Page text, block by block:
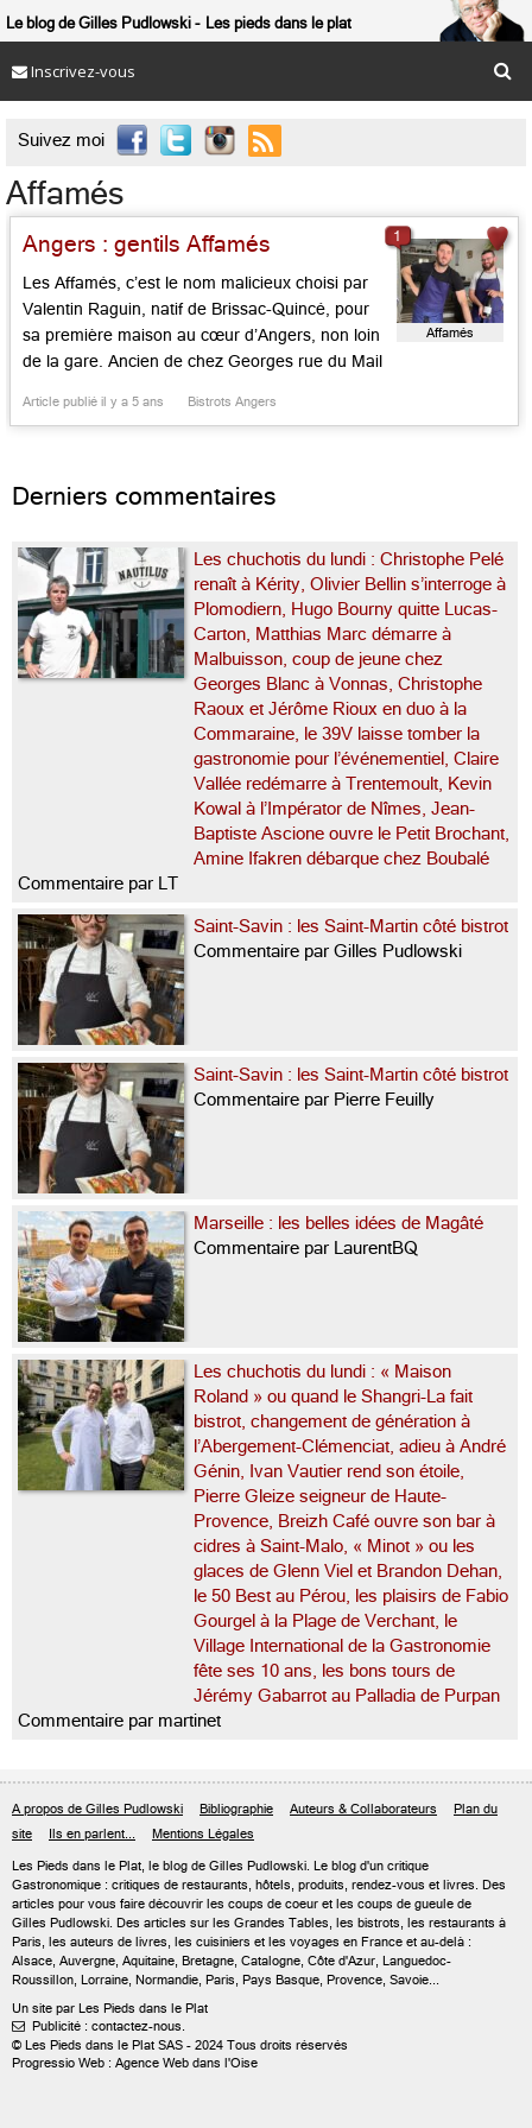
Le blog de Gilles Pudlowski Les pieds dans le plat
Inscrivez-vous
Suivez moi 
Affamés
Angers : gentils Affamés
Les Affamés, c’est le nom malicieux choisi par
Valentin Raguin, natif de Brissac-Quincé, pour
sa première maison au cœur d’Angers, non loin
de la gare. Ancien de chez Georges rue du Mail
Chai vous chez Laurent Favier à la Fotte en Ré
Article publié il y a 5 ans Bistrots Angers
Affamés
1
Derniers commentaires
Les chuchotis du lundi : Christophe Pelé
renaît à Kérity, Olivier Bellin s’interroge à
Plomodiern, Hugo Bourny quitte Lucas-
Carton, Matthias Marc démarre à
Malbuisson, coup de jeune chez
Georges Blanc à Vonnas, Christophe
Raoux et Jérôme Rioux en duo à la
Commaraine, le 39V laisse tomber la
gastronomie pour l’événementiel, Claire
Vallée redémarre à Trentemoult, Kevin
Kowal à l’Impérator de Nîmes, Jean-
Baptiste Ascione ouvre le Petit Brochant,
Amine Ifakren débarque chez Boubalé
Commentaire par LT
Saint-Savin : les Saint-Martin côté bistrot
Commentaire par Gilles Pudlowski
Saint-Savin : les Saint-Martin côté bistrot
Commentaire par Pierre Feuilly
Marseille : les belles idées de Magâté
Commentaire par LaurentBQ
Les chuchotis du lundi : « Maison
Roland » ou quand le Shangri-La fait
bistrot, changement de génération à
l’Abergement-Clémenciat, adieu à André
Génin, Ivan Vautier rend son étoile,
Pierre Gleize seigneur de Haute-
Provence, Breizh Café ouvre son bar à
cidres à Saint-Malo, « Minot » ou les
glaces de Glenn Viel et Brandon Dehan,
le 50 Best au Pérou, les plaisirs de Fabio
Gourgel à la Plage de Verchant, le
Village International de la Gastronomie
fête ses 10 ans, les bons tours de
Jérémy Gabarrot au Palladia de Purpan
Commentaire par martinet
A propos de Gilles Pudlowski Bibliographie Auteurs & Collaborateurs
Plan du
site
Ils en parlent... Mentions Légales
Les Pieds dans le Plat, le blog de Gilles Pudlowski. Le blog d'un critique
Gastronomique : critiques de restaurants, hôtels, produits, rendez-vous et livres. Des
articles pour vous faire découvrir les coups de coeur et les coups de gueule de
Gilles Pudlowski. Des articles sur les Grandes Tables, les bistrots, les restaurants à
Paris, les auteurs de livres, les cuisiniers et les voyages en France et au-delà :
Alsace, Auvergne, Aquitaine, Bretagne, Catalogne, Côte d'Azur, Languedoc-
Roussillon, Lorraine, Normandie, Paris, Pays Basque, Provence, Savoie...
Un site par Les Pieds dans le Plat
 Publicité : contactez-nous.
© Les Pieds dans le Plat SAS - 2024 Tous droits réservés
Progressio Web : Agence Web dans l'Oise